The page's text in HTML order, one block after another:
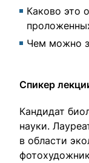
Каково это
Чем можно
Спикер
Кандидат
науки.
в области